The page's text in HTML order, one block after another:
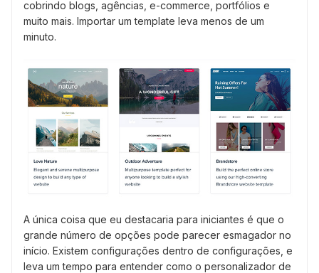
cobrindo blogs, agências, e-commerce, portfólios e
muito mais. Importar um template leva menos de um
minuto.
A única coisa que eu destacaria para iniciantes é que o
grande número de opções pode parecer esmagador no
início. Existem configurações dentro de configurações, e
leva um tempo para entender como o personalizador de